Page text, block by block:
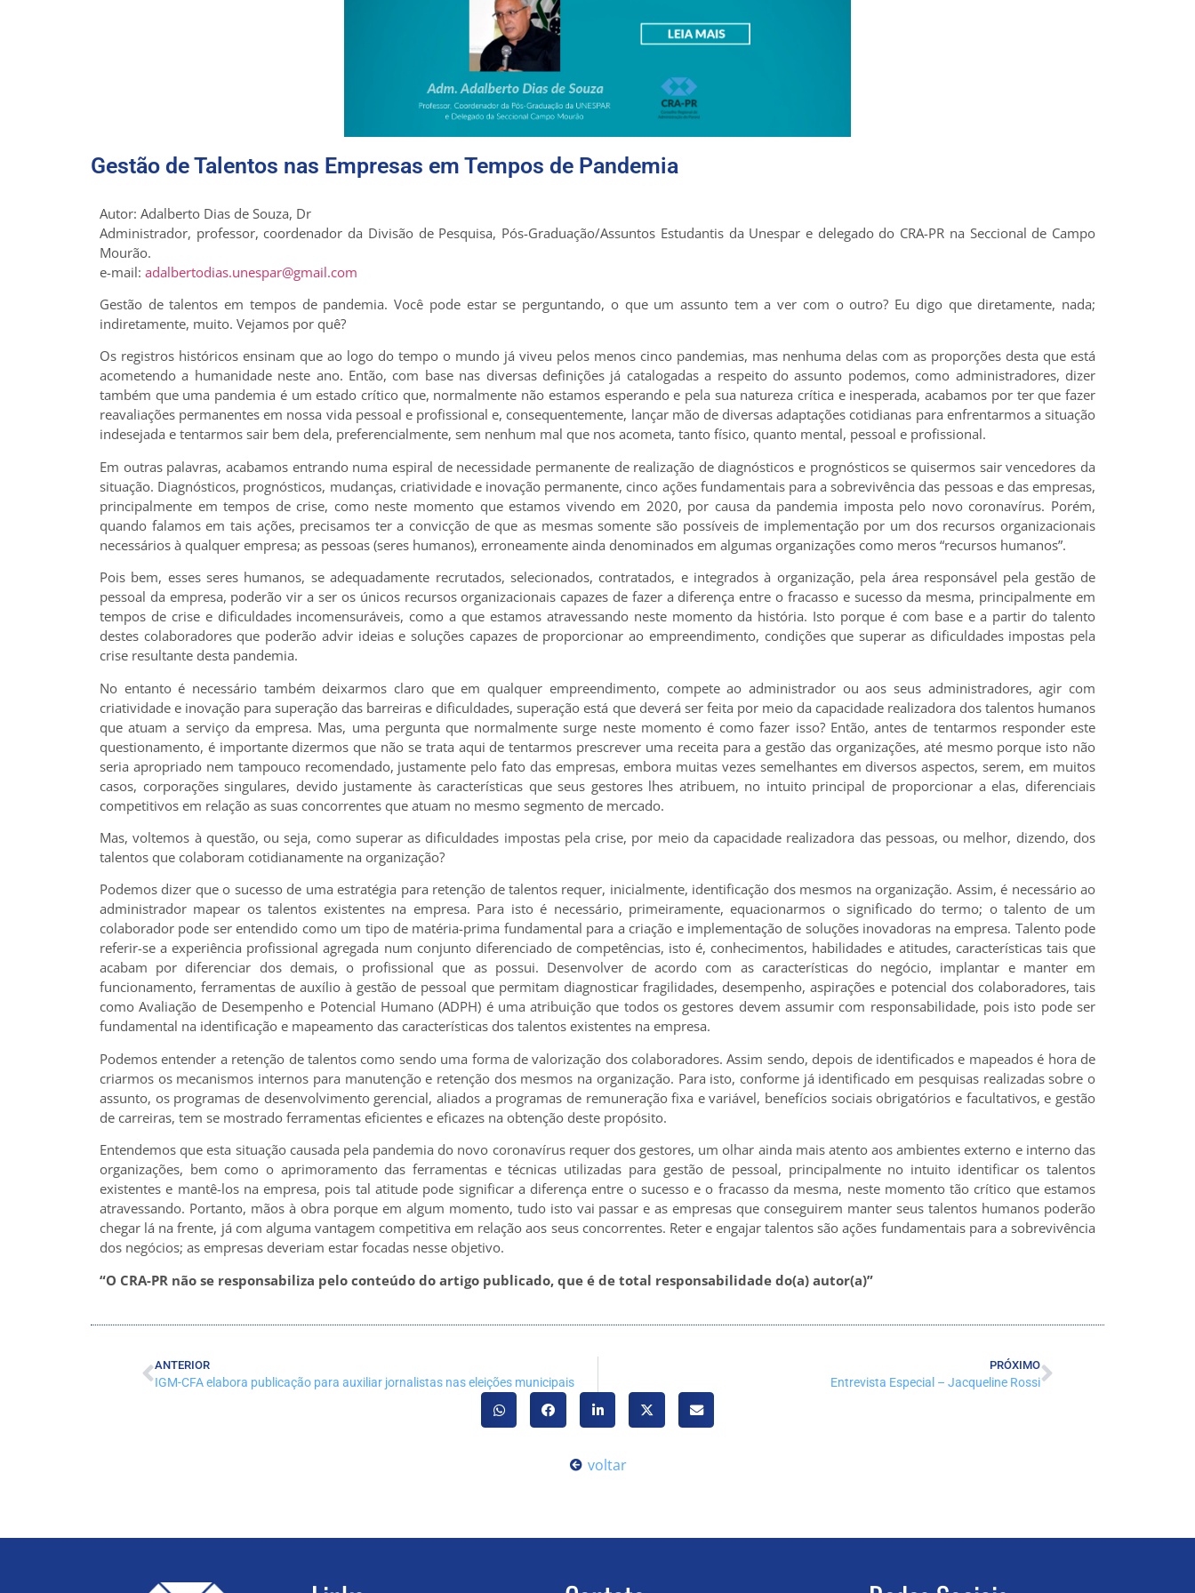
Gestão de Talentos nas Empresas em Tempos de Pandemia
Autor: Adalberto Dias de Souza, Dr
Administrador, professor, coordenador da Divisão de Pesquisa, Pós-Graduação/Assuntos Estudantis da Unespar e delegado do CRA-PR na Seccional de Campo
Mourão.
e-mail: adalbertodias.unespar@gmail.com
Gestão de talentos em tempos de pandemia. Você pode estar se perguntando, o que um assunto tem a ver com o outro? Eu digo que diretamente, nada;
indiretamente, muito. Vejamos por quê?
Os registros históricos ensinam que ao logo do tempo o mundo já viveu pelos menos cinco pandemias, mas nenhuma delas com as proporções desta que está
acometendo a humanidade neste ano. Então, com base nas diversas definições já catalogadas a respeito do assunto podemos, como administradores, dizer
também que uma pandemia é um estado crítico que, normalmente não estamos esperando e pela sua natureza crítica e inesperada, acabamos por ter que fazer
reavaliações permanentes em nossa vida pessoal e profissional e, consequentemente, lançar mão de diversas adaptações cotidianas para enfrentarmos a situação
indesejada e tentarmos sair bem dela, preferencialmente, sem nenhum mal que nos acometa, tanto físico, quanto mental, pessoal e profissional.
Em outras palavras, acabamos entrando numa espiral de necessidade permanente de realização de diagnósticos e prognósticos se quisermos sair vencedores da
situação. Diagnósticos, prognósticos, mudanças, criatividade e inovação permanente, cinco ações fundamentais para a sobrevivência das pessoas e das empresas,
principalmente em tempos de crise, como neste momento que estamos vivendo em 2020, por causa da pandemia imposta pelo novo coronavírus. Porém,
quando falamos em tais ações, precisamos ter a convicção de que as mesmas somente são possíveis de implementação por um dos recursos organizacionais
necessários à qualquer empresa; as pessoas (seres humanos), erroneamente ainda denominados em algumas organizações como meros “recursos humanos”.
Pois bem, esses seres humanos, se adequadamente recrutados, selecionados, contratados, e integrados à organização, pela área responsável pela gestão de
pessoal da empresa, poderão vir a ser os únicos recursos organizacionais capazes de fazer a diferença entre o fracasso e sucesso da mesma, principalmente em
tempos de crise e dificuldades incomensuráveis, como a que estamos atravessando neste momento da história. Isto porque é com base e a partir do talento
destes colaboradores que poderão advir ideias e soluções capazes de proporcionar ao empreendimento, condições que superar as dificuldades impostas pela
crise resultante desta pandemia.
No entanto é necessário também deixarmos claro que em qualquer empreendimento, compete ao administrador ou aos seus administradores, agir com
criatividade e inovação para superação das barreiras e dificuldades, superação está que deverá ser feita por meio da capacidade realizadora dos talentos humanos
que atuam a serviço da empresa. Mas, uma pergunta que normalmente surge neste momento é como fazer isso? Então, antes de tentarmos responder este
questionamento, é importante dizermos que não se trata aqui de tentarmos prescrever uma receita para a gestão das organizações, até mesmo porque isto não
seria apropriado nem tampouco recomendado, justamente pelo fato das empresas, embora muitas vezes semelhantes em diversos aspectos, serem, em muitos
casos, corporações singulares, devido justamente às características que seus gestores lhes atribuem, no intuito principal de proporcionar a elas, diferenciais
competitivos em relação as suas concorrentes que atuam no mesmo segmento de mercado.
Mas, voltemos à questão, ou seja, como superar as dificuldades impostas pela crise, por meio da capacidade realizadora das pessoas, ou melhor, dizendo, dos
talentos que colaboram cotidianamente na organização?
Podemos dizer que o sucesso de uma estratégia para retenção de talentos requer, inicialmente, identificação dos mesmos na organização. Assim, é necessário ao
administrador mapear os talentos existentes na empresa. Para isto é necessário, primeiramente, equacionarmos o significado do termo; o talento de um
colaborador pode ser entendido como um tipo de matéria-prima fundamental para a criação e implementação de soluções inovadoras na empresa. Talento pode
referir-se a experiência profissional agregada num conjunto diferenciado de competências, isto é, conhecimentos, habilidades e atitudes, características tais que
acabam por diferenciar dos demais, o profissional que as possui. Desenvolver de acordo com as características do negócio, implantar e manter em
funcionamento, ferramentas de auxílio à gestão de pessoal que permitam diagnosticar fragilidades, desempenho, aspirações e potencial dos colaboradores, tais
como Avaliação de Desempenho e Potencial Humano (ADPH) é uma atribuição que todos os gestores devem assumir com responsabilidade, pois isto pode ser
fundamental na identificação e mapeamento das características dos talentos existentes na empresa.
Podemos entender a retenção de talentos como sendo uma forma de valorização dos colaboradores. Assim sendo, depois de identificados e mapeados é hora de
criarmos os mecanismos internos para manutenção e retenção dos mesmos na organização. Para isto, conforme já identificado em pesquisas realizadas sobre o
assunto, os programas de desenvolvimento gerencial, aliados a programas de remuneração fixa e variável, benefícios sociais obrigatórios e facultativos, e gestão
de carreiras, tem se mostrado ferramentas eficientes e eficazes na obtenção deste propósito.
Entendemos que esta situação causada pela pandemia do novo coronavírus requer dos gestores, um olhar ainda mais atento aos ambientes externo e interno das
organizações, bem como o aprimoramento das ferramentas e técnicas utilizadas para gestão de pessoal, principalmente no intuito identificar os talentos
existentes e mantê-los na empresa, pois tal atitude pode significar a diferença entre o sucesso e o fracasso da mesma, neste momento tão crítico que estamos
atravessando. Portanto, mãos à obra porque em algum momento, tudo isto vai passar e as empresas que conseguirem manter seus talentos humanos poderão
chegar lá na frente, já com alguma vantagem competitiva em relação aos seus concorrentes. Reter e engajar talentos são ações fundamentais para a sobrevivência
dos negócios; as empresas deveriam estar focadas nesse objetivo.
“O CRA-PR não se responsabiliza pelo conteúdo do artigo publicado, que é de total responsabilidade do(a) autor(a)”
ANTERIOR
IGM-CFA elabora publicação para auxiliar jornalistas nas eleições municipais
PRÓXIMO
Entrevista Especial – Jacqueline Rossi
voltar